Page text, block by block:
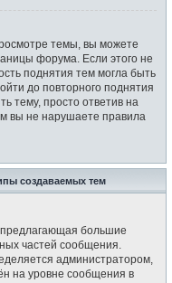
темы, вы можете
форума. Если этого не
поднятия тем могла быть
до повторного поднятия
тему, просто ответив на
вы не нарушаете правила
создаваемых тем
большие
частей сообщения.
администратором,
на уровне сообщения в